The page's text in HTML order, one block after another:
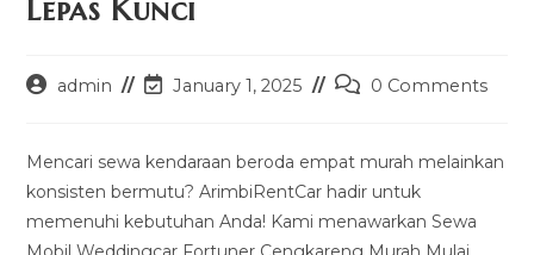
Lepas Kunci
Postadmin
PostJanuary 1, 2025
Post0 Comments
Mencari sewa kendaraan beroda empat murah melainkan
konsisten bermutu? ArimbiRentCar hadir untuk
memenuhi kebutuhan Anda! Kami menawarkan Sewa